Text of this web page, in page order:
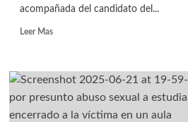
acompañada del candidato del...
Leer Mas